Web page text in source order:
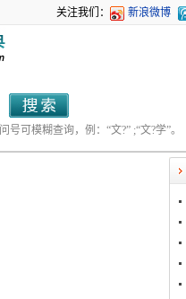
关注我们： 新浪微博
号可模糊查询，例：“文?” ;“文?学”。